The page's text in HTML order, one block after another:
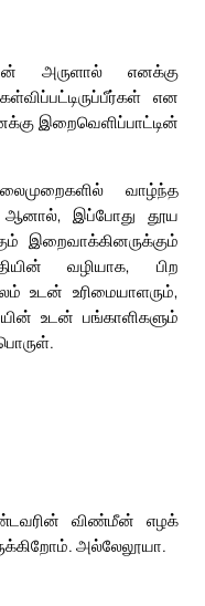
அருளால் எனக்கு
என
இறைவெளிப்பாட்டின்
வாழ்ந்த
ஆனால், இப்போது தூய
இறைவாக்கினருக்கும்
வழியாக, பிற
உடன் உரிமையாளரும்,
உடன் பங்காளிகளும்
விண்மீன் எழக்
அல்லேலூயா.